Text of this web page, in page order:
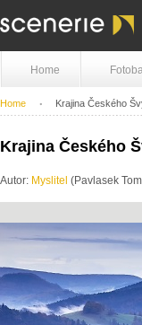
Home
Home Krajina Českého
Krajina Českého
Autor: Myslitel (Pavlasek